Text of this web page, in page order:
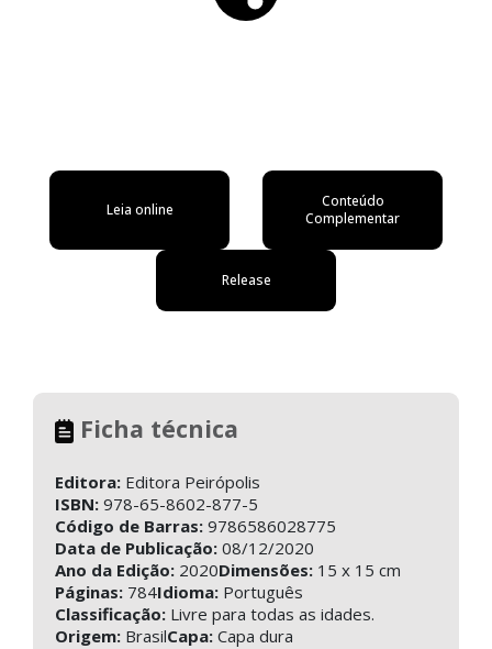
Leia online
Conteúdo
Complementar
Release
Ficha técnica
Editora: Editora Peirópolis
ISBN: 978-65-8602-877-5
Código de Barras: 9786586028775
Data de Publicação: 08/12/2020
Ano da Edição: 2020Dimensões: 15 x 15 cm
Páginas: 784Idioma: Português
Classificação: Livre para todas as idades.
Origem: BrasilCapa: Capa dura